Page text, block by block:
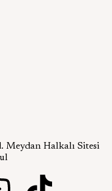
Meydan Halkalı Sitesi